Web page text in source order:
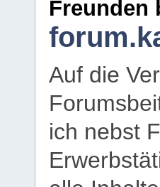
Freunden
Auf die
ich nebst